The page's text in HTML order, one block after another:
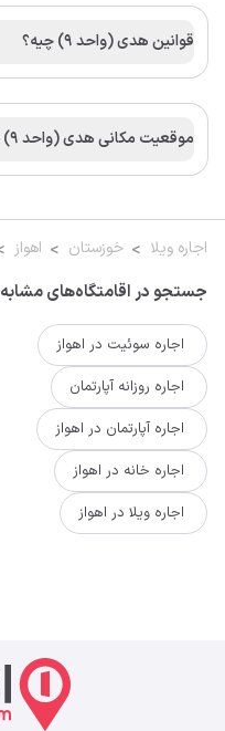
قوانین هدی (واحد 9) چیه؟
موقعیت مکانی هدی (واحد 9) کجاست؟
اجاره ویلا خوزستان اهواز
جستجو در اقامتگاه‌های مشابه
اجاره سوئیت در اهواز
اجاره روزانه آپارتمان
اجاره آپارتمان در اهواز
اجاره خانه در اهواز
اجاره ویلا در اهواز